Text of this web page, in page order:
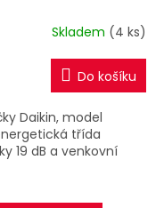
R
M
A
Skladem (4 ks)
Do košíku
Daikin, model
třída
19 dB a venkovní